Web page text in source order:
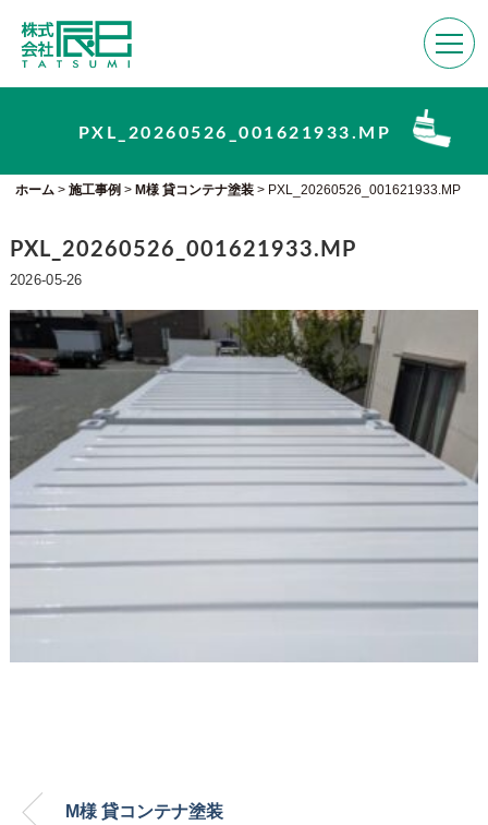
PXL_20260526_001621933.MP
ホーム> 施工事例 > M様 貸コンテナ塗装> PXL_20260526_001621933.MP
PXL_20260526_001621933.MP
2026-05-26
M様 貸コンテナ塗装